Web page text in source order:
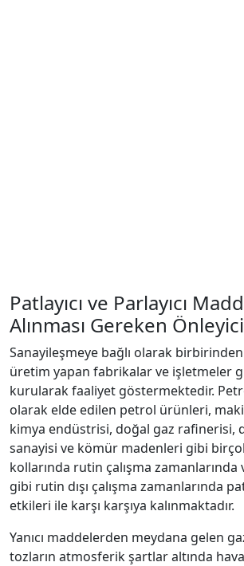
Patlayıcı ve Parlayıcı
Alınması Gereken
Sanayileşmeye bağlı olarak
üretim yapan fabrikalar ve işletmeler
kurularak faaliyet göstermektedir.
olarak elde edilen petrol ürünleri,
kimya endüstrisi, doğal gaz rafinerisi,
sanayisi ve kömür madenleri gibi
kollarında rutin çalışma zamanlarında
gibi rutin dışı çalışma zamanlarında
etkileri ile karşı karşıya kalınmaktadır.
Yanıcı maddelerden meydana gelen
tozların atmosferik şartlar altında